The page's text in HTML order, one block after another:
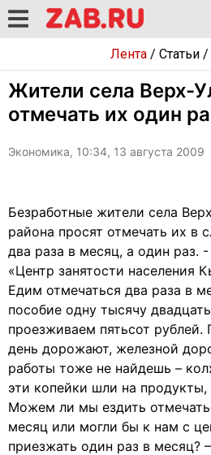
Лента/ Статьи/
Жители села Верх-
отмечать их один
Экономика, 10:34, 13 августа 2009
Безработные жители села
района просят отмечать их в
два раза в месяц, а один раз.
«Центр занятости населения
Едим отмечаться два раза в
пособие одну тысячу
проезживаем пятьсот
день дорожают, железной
работы тоже не найдешь –
эти копейки шли на
Можем ли мы ездить
месяц или могли бы к нам с
приезжать один раз в месяц?